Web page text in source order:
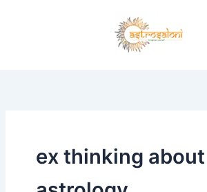
ex thinking